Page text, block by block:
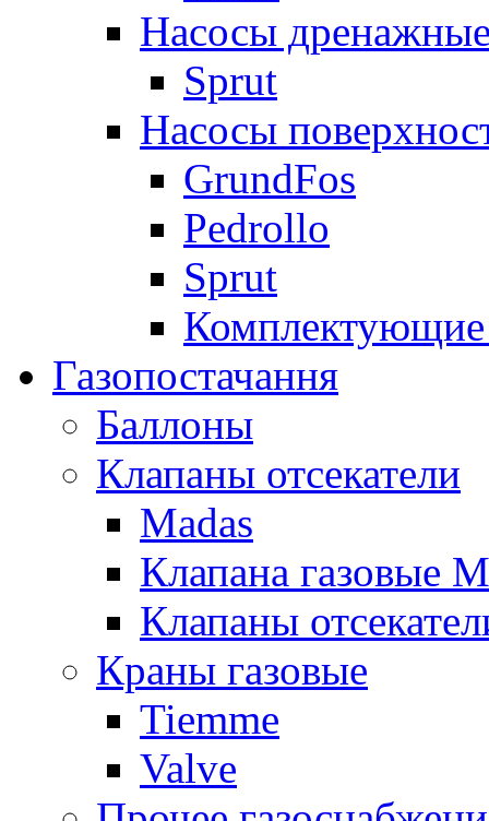
Насосы
Sprut
Насосы
GrundFos
Pedrollo
Sprut
Комплектующие
Газопостачання
Баллоны
Клапаны отсекатели
Madas
Клапана газовые
Клапаны
Краны газовые
Tiemme
Valve